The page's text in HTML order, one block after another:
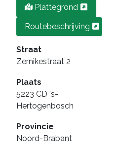
Plattegrond
Routebeschrijving
Straat
Zernikestraat 2
Plaats
5223 CD 's-
Hertogenbosch
Provincie
Noord-Brabant